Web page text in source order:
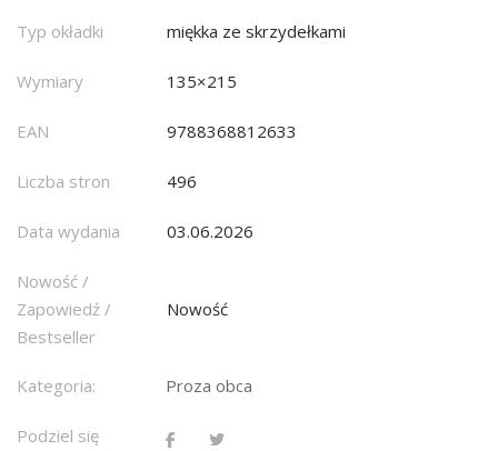
Typ okładki miękka ze skrzydełkami
Wymiary 135×215
EAN 9788368812633
Liczba stron 496
Data wydania 03.06.2026
Nowość /
Zapowiedź /
Bestseller
Nowość
Kategoria: Proza obca
Podziel się